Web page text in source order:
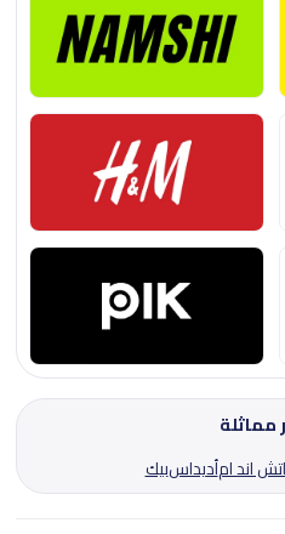
مماثلة
اتش اند امأديداسبيك